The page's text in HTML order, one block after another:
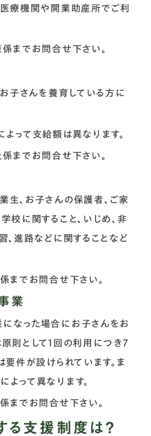
療機関や開業助産所でご利
までお問合せ下さい。
子さんを養育している方に
って支給額は異なります。
までお問合せ下さい。
生、お子さんの保護者、ご家
校に関すること、いじめ、非
、進路などに関することなど
までお問合せ下さい。
業
なった場合にお子さんをお
則として1回の利用につき7
要件が設けられています。ま
って異なります。
までお問合せ下さい。
支援制度は？